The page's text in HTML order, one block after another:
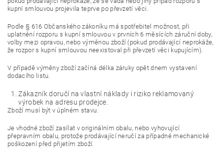
kupní smlouvou projevila teprve po převzetí věci.
Podle § 616 Občanského zákoníku má spotřebitel možnost, při
uplatnění rozporu s kupní smlouvou v prvních 6 měsících záruční doby,
volby mezi opravou, nebo výměnou zboží (pokud prodávající neprokáže,
že rozpor s kupní smlouvou neexistoval při převzetí věci kupujícím).
V případě výměny zboží začíná délka záruky opět dnem vystavení
dodacího listu.
Zákazník doručí na vlastní náklady i riziko reklamovaný
výrobek na adresu prodejce.
Zboží musí být v úplném stavu.
Je vhodné zboží zasílat v originálním obalu, nebo vyhovující
přepravním obalu, protože prodávající neručí za případné mechanické
poškození před přijetím zboží.